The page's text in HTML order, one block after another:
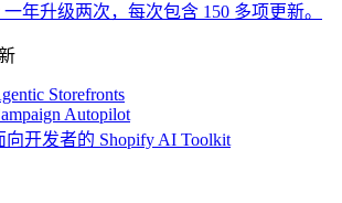
一年升级两次，每次包含 150 多项更新。
Storefronts
Autopilot
向开发者的 Shopify AI Toolkit